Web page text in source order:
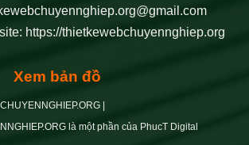
https://thietkewebchuyennghiep.org
Xem bản đồ
|
là một phần của PhucT Digital